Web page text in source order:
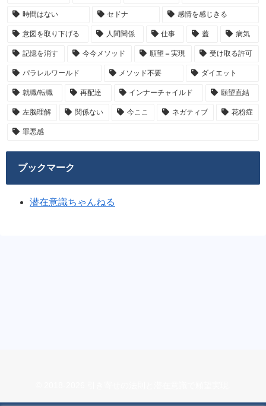
時間はない セドナ 感情を感じきる
意図を取り下げる 人間関係 仕事 蓋 病気
記憶を消す 今今メソッド 願望＝実現 受け取る許可
パラレルワールド メソッド不要 ダイエット
就職/転職 再配達 インナーチャイルド 願望直結
左脳理解 関係ない 今ここ ネガティブ 花粉症
罪悪感
ブックマーク
潜在意識ちゃんねる